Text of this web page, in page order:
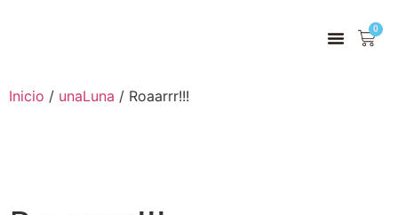
0
Inicio / unaLuna / Roaarrr!!!